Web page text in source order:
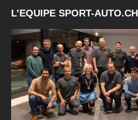
L’EQUIPE SPORT-AUTO.CH